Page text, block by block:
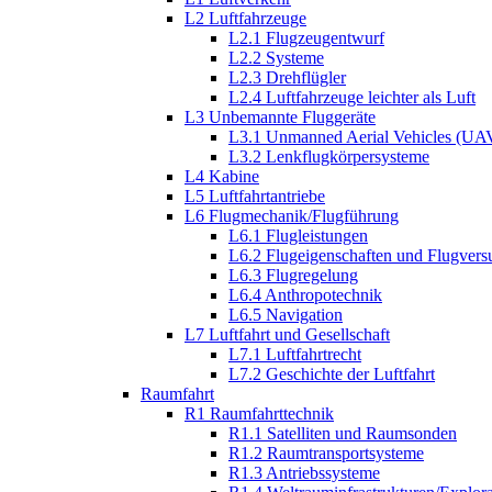
L2 Luftfahrzeuge
L2.1 Flugzeugentwurf
L2.2 Systeme
L2.3 Drehflügler
L2.4 Luftfahrzeuge leichter als Luft
L3 Unbemannte Fluggeräte
L3.1 Unmanned Aerial Vehicles
L3.2 Lenkflugkörpersysteme
L4 Kabine
L5 Luftfahrtantriebe
L6 Flugmechanik/Flugführung
L6.1 Flugleistungen
L6.2 Flugeigenschaften und
L6.3 Flugregelung
L6.4 Anthropotechnik
L6.5 Navigation
L7 Luftfahrt und Gesellschaft
L7.1 Luftfahrtrecht
L7.2 Geschichte der Luftfahrt
Raumfahrt
R1 Raumfahrttechnik
R1.1 Satelliten und Raumsonden
R1.2 Raumtransportsysteme
R1.3 Antriebssysteme